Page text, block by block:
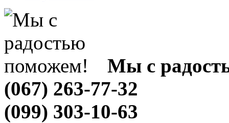
Мы с
(067) 263-77-32
(099) 303-10-63